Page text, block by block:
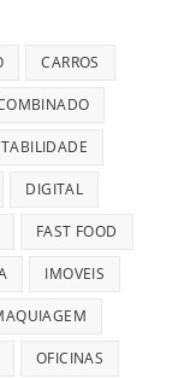
CARROS
DIGITAL
FAST FOOD
IMOVEIS
OFICINAS